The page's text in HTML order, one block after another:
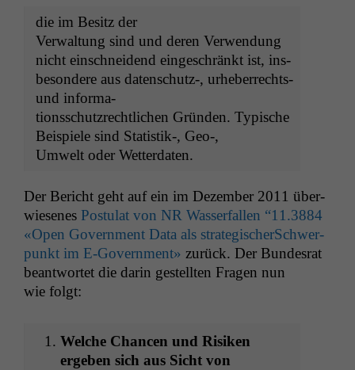
die im Besitz der
Ver­wal­tung sind und deren Ver­wen­dung
nicht ein­schnei­dend eingeschränkt ist, ins­
beson­dere aus datenschutz‑, urhe­ber­rechts-
und informa-
tion­ss­chutzrechtlichen Grün­den. Typische
Beispiele sind Statistik‑, Geo‑,
Umwelt oder Wetterdaten.
Der Bericht geht auf ein im Dezem­ber 2011 über­
wiesenes Pos­tu­lat von NR Wasser­fall­en “11.3884
«Open Gov­ern­ment Data als strate­gis­ch­er­Schw­er­
punkt im E‑Government» zurück. Der Bun­desrat
beant­wortet die darin gestell­ten Fra­gen nun
wie folgt:
Welche Chan­cen und Risiken
ergeben sich aus Sicht von